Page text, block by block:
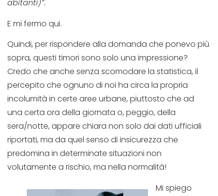
abitanti)”.
E mi fermo qui.
Quindi, per rispondere alla domanda che ponevo più
sopra, questi timori sono solo una impressione?
Credo che anche senza scomodare la statistica, il
percepito che ognuno di noi ha circa la propria
incolumità in certe aree urbane, piuttosto che ad
una certa ora della giornata o, peggio, della
sera/notte, appare chiara non solo dai dati ufficiali
riportati, ma da quel senso di insicurezza che
predomina in determinate situazioni non
volutamente a rischio, ma nella normalità!
Mi spiego